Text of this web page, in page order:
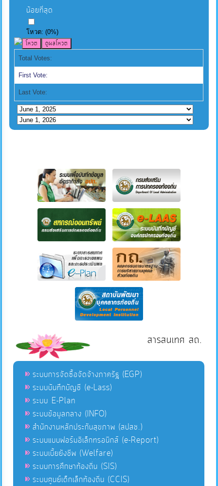
น้อยที่สุด
โหวต:(0%)
Total Votes:
First Vote:
Last Vote:
สารสนเทศ สถ.
ระบบการจัดซื้อจัดจ้างภาครัฐ (EGP)
ระบบบันทึกบัญชี (e-Lass)
ระบบ E-Plan
ระบบข้อมูลกลาง (INFO)
สำนักงานหลักประกันสุขภาพ (สปสช.)
ระบบแบบฟอร์มอิเล็กทรอนิกส์ (e-Report)
ระบบเบี้ยยังชีพ (Welfare)
ระบบการศึกษาท้องถิ่น (SIS)
ระบบศูนย์เด็กเล็กท้องถิ่น (CCIS)